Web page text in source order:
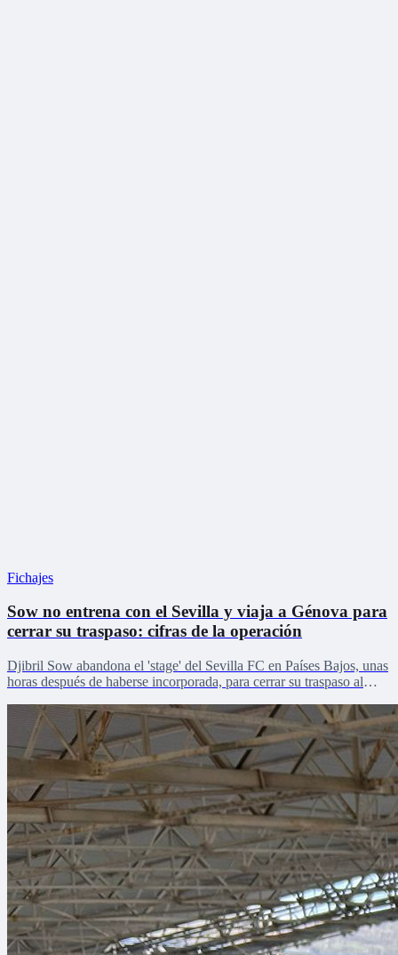
Fichajes
Sow no entrena con el Sevilla y viaja a Génova para
cerrar su traspaso: cifras de la operación
Djibril Sow abandona el 'stage' del Sevilla FC en Países Bajos, unas
horas después de haberse incorporada, para cerrar su traspaso al